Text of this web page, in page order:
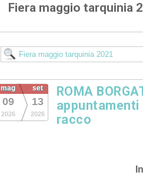
Fiera maggio tarquinia
mag
09
2026
set
13
2026
ROMA
racco